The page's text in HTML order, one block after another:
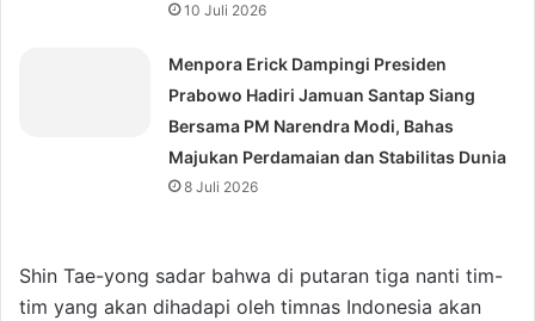
10 Juli 2026
Menpora Erick Dampingi Presiden
Prabowo Hadiri Jamuan Santap Siang
Bersama PM Narendra Modi, Bahas
Majukan Perdamaian dan Stabilitas Dunia
8 Juli 2026
Shin Tae-yong sadar bahwa di putaran tiga nanti tim-
tim yang akan dihadapi oleh timnas Indonesia akan